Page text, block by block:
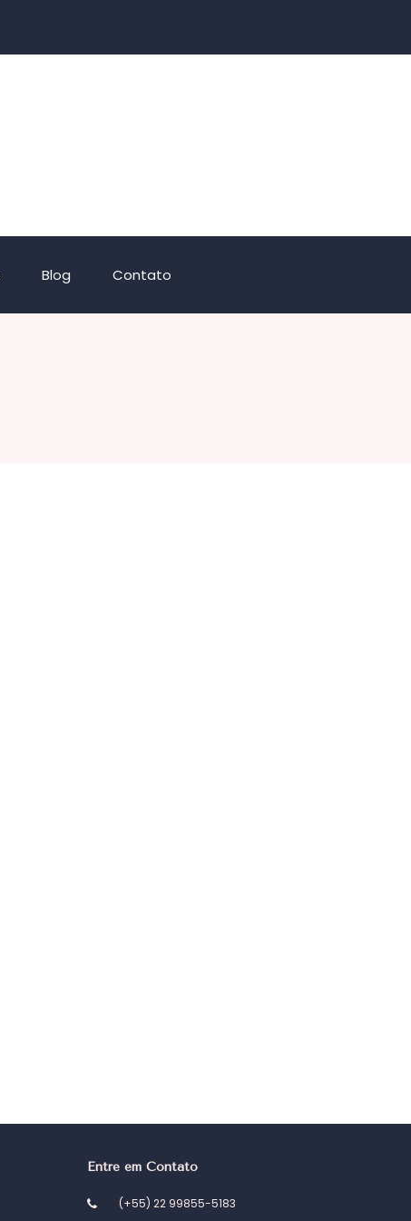
Blog Contato
Entre em Contato
(+55) 22 99855-5183